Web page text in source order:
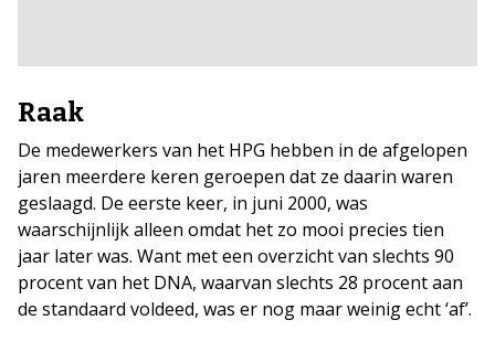
Raak
De medewerkers van het HPG hebben in de afgelopen
jaren meerdere keren geroepen dat ze daarin waren
geslaagd. De eerste keer, in juni 2000, was
waarschijnlijk alleen omdat het zo mooi precies tien
jaar later was. Want met een overzicht van slechts 90
procent van het DNA, waarvan slechts 28 procent aan
de standaard voldeed, was er nog maar weinig echt ‘af’.